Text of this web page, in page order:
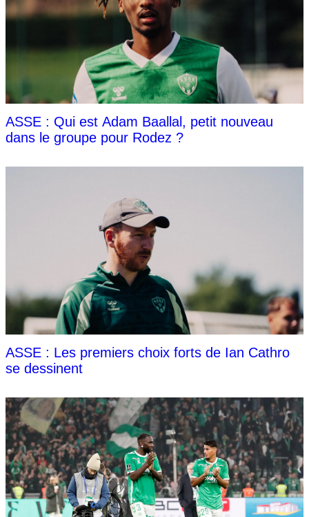
ASSE : Qui est Adam Baallal, petit nouveau
dans le groupe pour Rodez ?
ASSE : Les premiers choix forts de Ian Cathro
se dessinent